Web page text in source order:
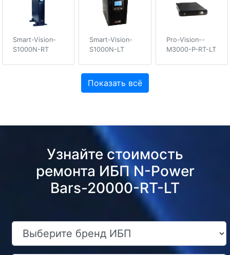
Smart-Vision-
S1000N-RT
Smart-Vision-
S1000N-LT
Pro-Vision--
M3000-P-RT-LT
Показать всё
Узнайте стоимость
ремонта ИБП N-Power
Bars-20000-RT-LT